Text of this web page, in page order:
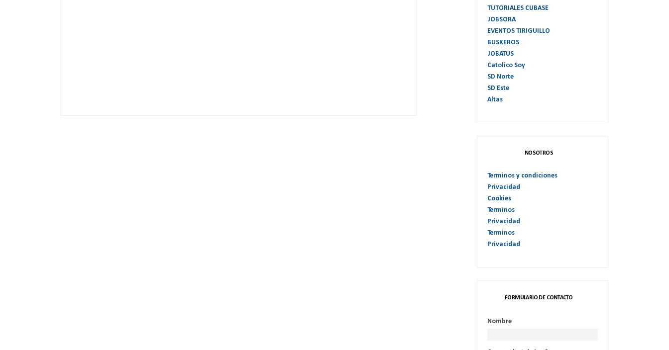
TUTORIALES CUBASE
JOBSORA
EVENTOS TIRIGUILLO
BUSKEROS
JOBATUS
Catolico Soy
SD Norte
SD Este
Altas
NOSOTROS
Terminos y condiciones
Privacidad
Cookies
Terminos
Privacidad
Terminos
Privacidad
FORMULARIO DE CONTACTO
Nombre